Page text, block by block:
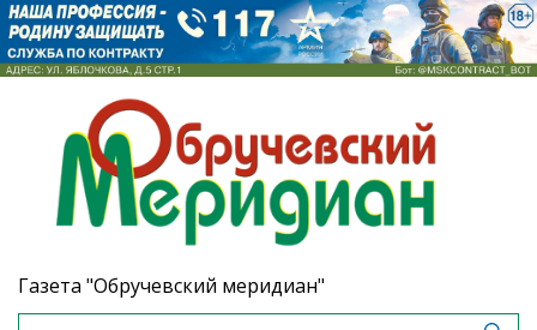
Газета "Обручевский меридиан"